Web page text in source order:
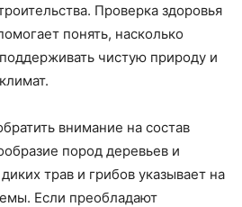
Проверка здоровья
понять, насколько
чистую природу и
внимание на состав
пород деревьев и
трав и грибов указывает на
Если преобладают